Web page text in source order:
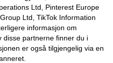
Ltd, Pinterest Europe
Ltd, TikTok Information
informasjon om
partnerne finner du i
er også tilgjengelig via en